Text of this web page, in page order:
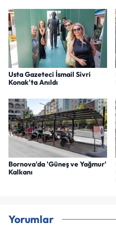
Usta Gazeteci İsmail Sivri
Konak'ta Anıldı
Bornova'da 'Güneş ve Yağmur'
Kalkanı
Yorumlar